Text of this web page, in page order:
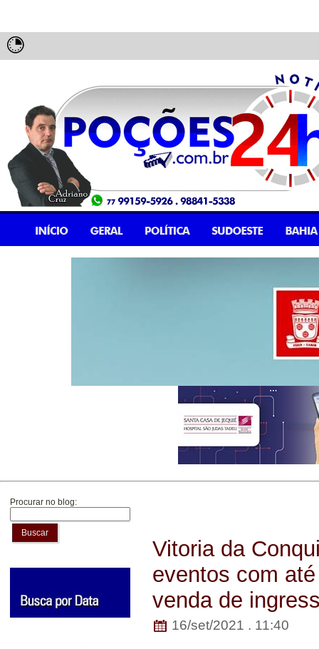
Procurar no blog:
Buscar
Vitoria da
eventos com
venda de
16/set/2021 . 11:40